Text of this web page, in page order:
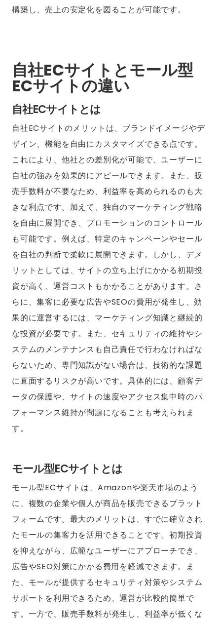
構築し、売上の安定化を図ることが可能です。
自社ECサイトとモール型
ECサイトの違い
自社ECサイトとは
自社ECサイトのメリットは、ブランドイメージやデ
ザイン、機能を自由にカスタマイズできる点です。
これにより、他社との差別化が可能で、ユーザーに
自社の強みを効果的にアピールできます。また、販
売手数料が不要なため、利益率を高められるのも大
きな利点です。加えて、独自のマーケティング戦略
を自由に展開でき、プロモーションのコントロール
も可能です。例えば、特定のキャンペーンやセール
を自社の判断で柔軟に展開できます。しかし、デメ
リットとしては、サイトの立ち上げにかかる初期投
資が高く、運営コストもかかることがあります。さ
らに、集客に必要な広告やSEOの費用が発生し、効
果的に運営するには、マーケティング知識と継続的
な投資が必要です。また、セキュリティの維持やシ
ステムのメンテナンスも自己責任で行わなければな
らないため、専門知識がない場合は、技術的な課題
に直面するリスクが高いです。具体的には、顧客デ
ータの保護や、サイトの速度やアクセス集中時のパ
フォーマンス維持が問題になることも考えられま
す。
モール型ECサイトとは
モール型ECサイトは、Amazonや楽天市場のよう
に、複数の企業や個人が商品を販売できるプラット
フォームです。最大のメリットは、すでに確立され
たモールの集客力を活用できることです。初期投資
を抑えながら、広範なユーザーにアプローチでき、
広告やSEO対策にかかる費用を軽減できます。ま
た、モールが提供するセキュリティ対策やシステム
サポートを利用できるため、運営が比較的簡単で
す。一方で、販売手数料が発生し、利益率が低くな